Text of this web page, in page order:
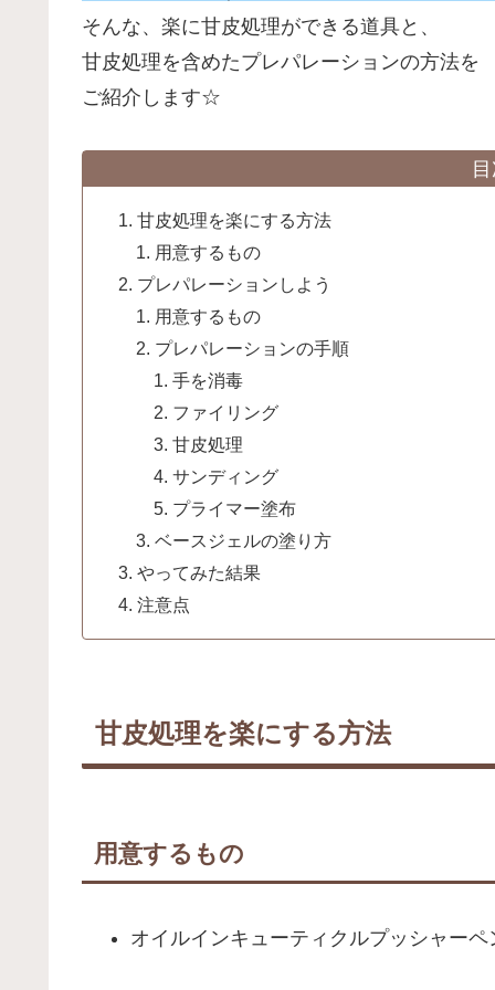
そんな、楽に甘皮処理ができる道具と、
甘皮処理を含めたプレパレーションの方法を
ご紹介します☆
甘皮処理を楽にする方法
用意するもの
プレパレーションしよう
用意するもの
プレパレーションの手順
手を消毒
ファイリング
甘皮処理
サンディング
プライマー塗布
ベースジェルの塗り方
やってみた結果
注意点
甘皮処理を楽にする方法
用意するもの
オイルインキューティクルプッシャーペ